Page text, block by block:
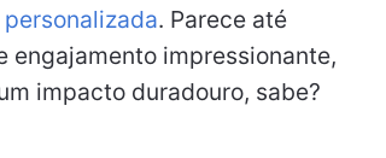
. Parece até
engajamento impressionante,
impacto duradouro, sabe?